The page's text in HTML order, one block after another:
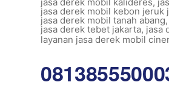
jasa derek mobil kebon jeruk
jasa derek mobil tanah abang,
jasa derek tebet jakarta, jasa
layanan jasa derek mobil